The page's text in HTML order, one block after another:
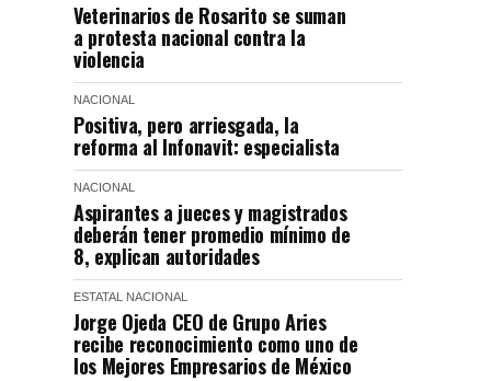
Veterinarios de Rosarito se suman
a protesta nacional contra la
violencia
NACIONAL
Positiva, pero arriesgada, la
reforma al Infonavit: especialista
NACIONAL
Aspirantes a jueces y magistrados
deberán tener promedio mínimo de
8, explican autoridades
ESTATAL NACIONAL
Jorge Ojeda CEO de Grupo Aries
recibe reconocimiento como uno de
los Mejores Empresarios de México